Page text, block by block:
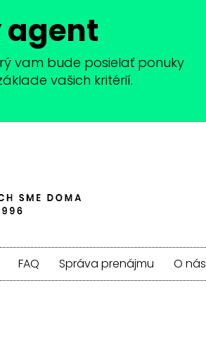
agent
vam bude posielať ponuky
vašich kritérií.
FAQ Správa prenájmu O nás